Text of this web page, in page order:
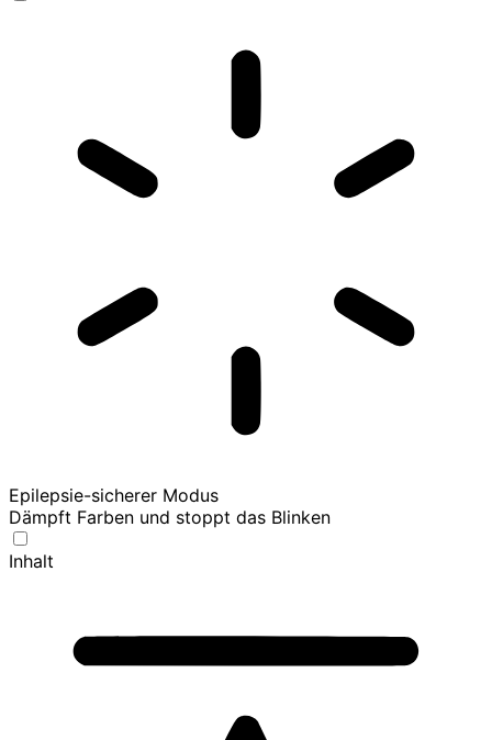
Epilepsie-sicherer Modus
Dämpft Farben und stoppt das Blinken
Inhalt